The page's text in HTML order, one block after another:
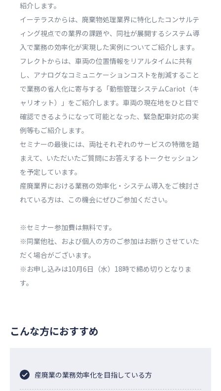
紹介します。
イーテラスからは、廃棄物処理業界に特化したコンサルテ
ィング視点での業界の課題や、同社が展開するシステム導
入で業務の効率化が実現した実例についてご紹介します。
フレクトからは、車両の位置情報をリアルタイムに共有
し、アナログなコミュニケーションコストを削減すること
で業務の省人化に寄与する「動態管理システムCariot（キ
ャリオット）」をご紹介します。車両の現在地をひと目で
確認できるようになって可能となった、緊急配車対応の実
例等もご紹介します。
セミナーの最後には、両社それぞれのサービスの特徴を踏
まえて、いただいたご質問にお答えするトークセッション
を予定しています。
産廃業界における業務の効率化・システム導入をご検討さ
れている方は、この機会にぜひご参加ください。
※セミナー参加費は無料です。
※同業他社、および個人の方のご参加はお断りさせていた
だく場合がございます。
※お申し込みは10月6日（水）18時で締め切りとなりま
す。
こんな方におすすめ
産廃業の業務効率化を目指している方